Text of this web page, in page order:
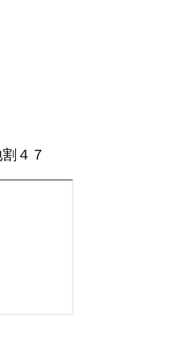
４７